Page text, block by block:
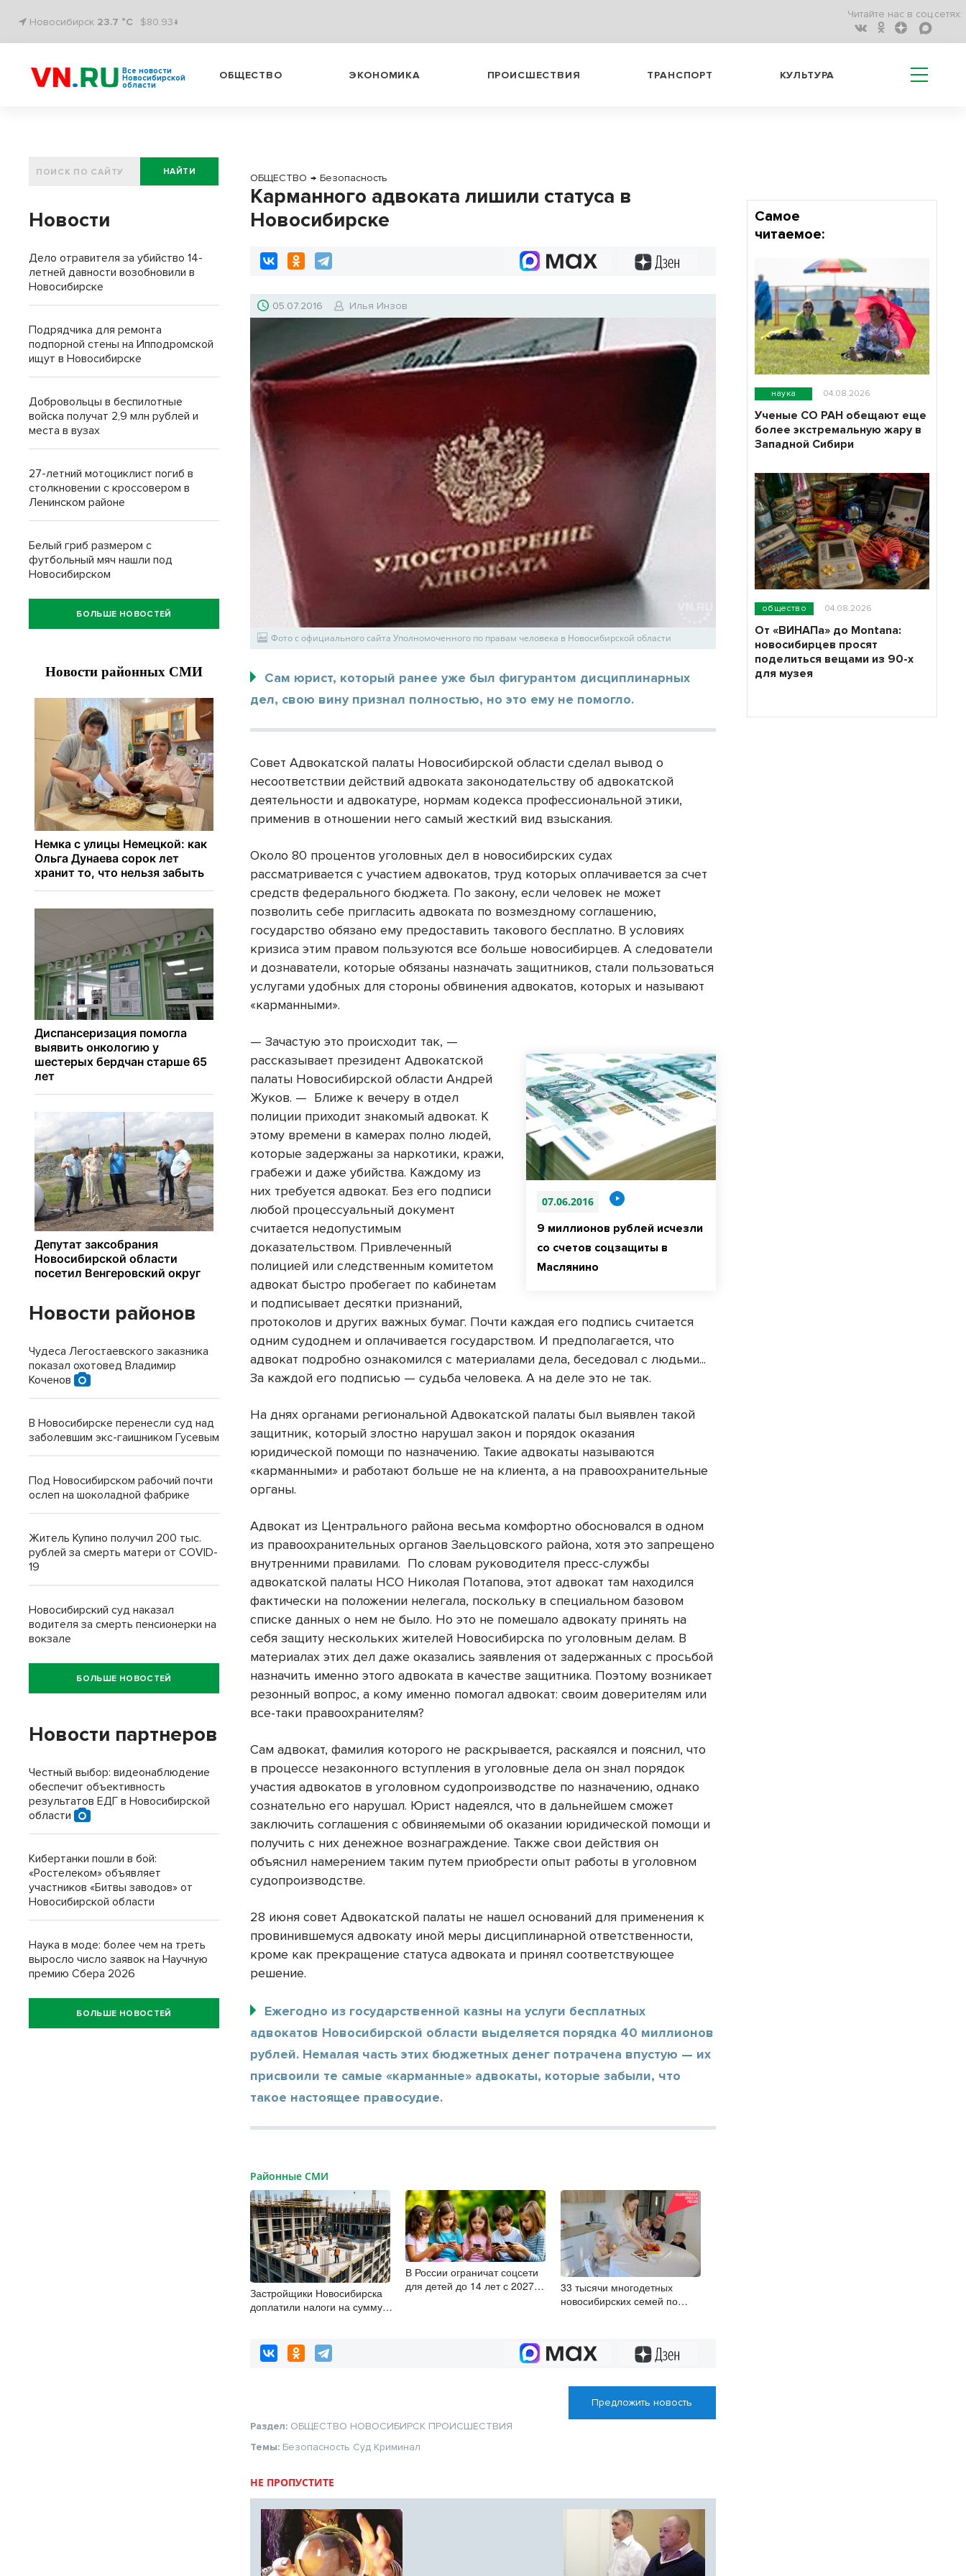
Новосибирск 23.7 °C $80.93↓
Читайте нас в соц.сетях:
Все новости
Новосибирской
области
ОБЩЕСТВО ЭКОНОМИКА ПРОИСШЕСТВИЯ ТРАНСПОРТ КУЛЬТУРА
ОБЩЕСТВО → Безопасность
Карманного адвоката лишили статуса в
Новосибирске
05.07.2016 Илья Инзов
Фото с официального сайта Уполномоченного по правам человека в Новосибирской области
Сам юрист, который ранее уже был фигурантом дисциплинарных
дел, свою вину признал полностью, но это ему не помогло.
Совет Адвокатской палаты Новосибирской области сделал вывод о
несоответствии действий адвоката законодательству об адвокатской
деятельности и адвокатуре, нормам кодекса профессиональной этики,
применив в отношении него самый жесткий вид взыскания.
Около 80 процентов уголовных дел в новосибирских судах
рассматривается с участием адвокатов, труд которых оплачивается за счет
средств федерального бюджета. По закону, если человек не может
позволить себе пригласить адвоката по возмездному соглашению,
государство обязано ему предоставить такового бесплатно. В условиях
кризиса этим правом пользуются все больше новосибирцев. А следователи
и дознаватели, которые обязаны назначать защитников, стали пользоваться
услугами удобных для стороны обвинения адвокатов, которых и называют
«карманными».
07.06.2016
9 миллионов рублей исчезли
со счетов соцзащиты в
Маслянино
— Зачастую это происходит так, —
рассказывает президент Адвокатской
палаты Новосибирской области Андрей
Жуков. — Ближе к вечеру в отдел
полиции приходит знакомый адвокат. К
этому времени в камерах полно людей,
которые задержаны за наркотики, кражи,
грабежи и даже убийства. Каждому из
них требуется адвокат. Без его подписи
любой процессуальный документ
считается недопустимым
доказательством. Привлеченный
полицией или следственным комитетом
адвокат быстро пробегает по кабинетам
и подписывает десятки признаний,
протоколов и других важных бумаг. Почти каждая его подпись считается
одним судоднем и оплачивается государством. И предполагается, что
адвокат подробно ознакомился с материалами дела, беседовал с людьми...
За каждой его подписью — судьба человека. А на деле это не так.
На днях органами региональной Адвокатской палаты был выявлен такой
защитник, который злостно нарушал закон и порядок оказания
юридической помощи по назначению. Такие адвокаты называются
«карманными» и работают больше не на клиента, а на правоохранительные
органы.
Адвокат из Центрального района весьма комфортно обосновался в одном
из правоохранительных органов Заельцовского района, хотя это запрещено
внутренними правилами. По словам руководителя пресс-службы
адвокатской палаты НСО Николая Потапова, этот адвокат там находился
фактически на положении нелегала, поскольку в специальном базовом
списке данных о нем не было. Но это не помешало адвокату принять на
себя защиту нескольких жителей Новосибирска по уголовным делам. В
материалах этих дел даже оказались заявления от задержанных с просьбой
назначить именно этого адвоката в качестве защитника. Поэтому возникает
резонный вопрос, а кому именно помогал адвокат: своим доверителям или
все-таки правоохранителям?
Сам адвокат, фамилия которого не раскрывается, раскаялся и пояснил, что
в процессе незаконного вступления в уголовные дела он знал порядок
участия адвокатов в уголовном судопроизводстве по назначению, однако
сознательно его нарушал. Юрист надеялся, что в дальнейшем сможет
заключить соглашения с обвиняемыми об оказании юридической помощи и
получить с них денежное вознаграждение. Также свои действия он
объяснил намерением таким путем приобрести опыт работы в уголовном
судопроизводстве.
28 июня совет Адвокатской палаты не нашел оснований для применения к
провинившемуся адвокату иной меры дисциплинарной ответственности,
кроме как прекращение статуса адвоката и принял соответствующее
решение.
Ежегодно из государственной казны на услуги бесплатных
адвокатов Новосибирской области выделяется порядка 40 миллионов
рублей. Немалая часть этих бюджетных денег потрачена впустую — их
присвоили те самые «карманные» адвокаты, которые забыли, что
такое настоящее правосудие.
Районные СМИ
Застройщики Новосибирска
доплатили налоги на сумму
В России ограничат соцсети
для детей до 14 лет с 2027
33 тысячи многодетных
новосибирских семей по
Предложить новость
Раздел: ОБЩЕСТВО НОВОСИБИРСК ПРОИСШЕСТВИЯ
Темы: Безопасность Суд Криминал
НЕ ПРОПУСТИТЕ
НАЙТИ
Новости
Дело отравителя за убийство 14-
летней давности возобновили в
Новосибирске
Подрядчика для ремонта
подпорной стены на Ипподромской
ищут в Новосибирске
Добровольцы в беспилотные
войска получат 2,9 млн рублей и
места в вузах
27-летний мотоциклист погиб в
столкновении с кроссовером в
Ленинском районе
Белый гриб размером с
футбольный мяч нашли под
Новосибирском
БОЛЬШЕ НОВОСТЕЙ
Новости районов
Чудеса Легостаевского заказника
показал охотовед Владимир
Коченов
В Новосибирске перенесли суд над
заболевшим экс-гаишником Гусевым
Под Новосибирском рабочий почти
ослеп на шоколадной фабрике
Житель Купино получил 200 тыс.
рублей за смерть матери от COVID-
19
Новосибирский суд наказал
водителя за смерть пенсионерки на
вокзале
БОЛЬШЕ НОВОСТЕЙ
Новости партнеров
Честный выбор: видеонаблюдение
обеспечит объективность
результатов ЕДГ в Новосибирской
области
Кибертанки пошли в бой:
«Ростелеком» объявляет
участников «Битвы заводов» от
Новосибирской области
Наука в моде: более чем на треть
выросло число заявок на Научную
премию Сбера 2026
БОЛЬШЕ НОВОСТЕЙ
Самое
читаемое:
наука 04.08.2026
Ученые СО РАН обещают еще
более экстремальную жару в
Западной Сибири
общество 04.08.2026
От «ВИНАПа» до Montana:
новосибирцев просят
поделиться вещами из 90-х
для музея